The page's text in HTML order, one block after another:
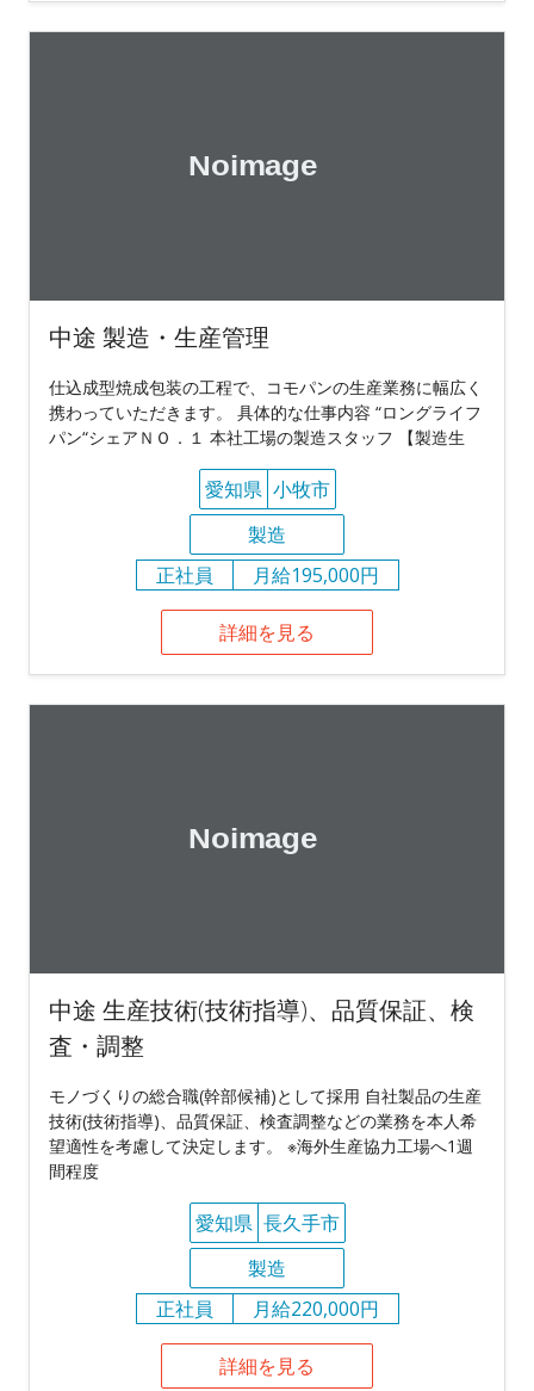
中途 製造・生産管理
仕込成型焼成包装の工程で、コモパンの生産業務に幅広く
携わっていただきます。 具体的な仕事内容 “ロングライフ
パン“シェアＮＯ．１ 本社工場の製造スタッフ 【製造生
愛知県 小牧市
製造
正社員
月給195,000円
詳細を見る
中途 生産技術(技術指導)、品質保証、検
査・調整
モノづくりの総合職(幹部候補)として採用 自社製品の生産
技術(技術指導)、品質保証、検査調整などの業務を本人希
望適性を考慮して決定します。 ※海外生産協力工場へ1週
間程度
愛知県 長久手市
製造
正社員
月給220,000円
詳細を見る